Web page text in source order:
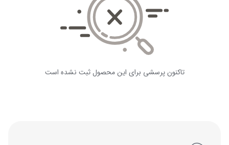
تاکنون پرسشی برای این محصول ثبت نشده است